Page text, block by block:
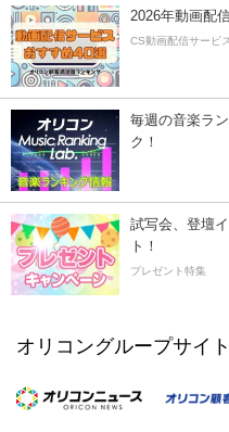
2026年動画配
CS動画配信サービ
毎週の音楽ラ
ク！
試写会、登壇
ト！
プレゼント特集
オリコングループサイト